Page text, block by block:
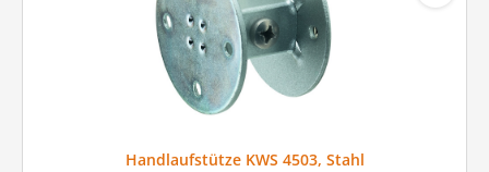
Handlaufstütze KWS 4503, Stahl